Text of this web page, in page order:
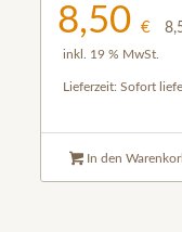
8,50 €
inkl. 19 % MwSt.
Lieferzeit: Sofort
In den